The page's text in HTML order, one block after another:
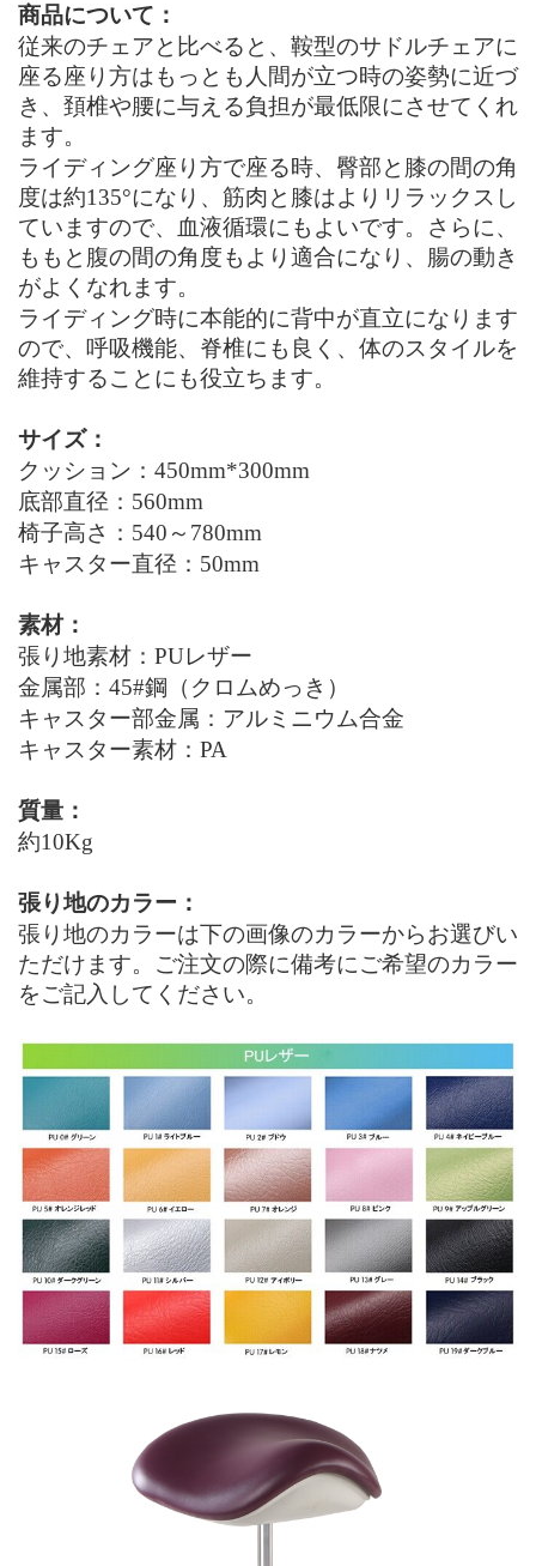
商品について：
従来のチェアと比べると、鞍型のサドルチェアに
座る座り方はもっとも人間が立つ時の姿勢に近づ
き、頚椎や腰に与える負担が最低限にさせてくれ
ます。
ライディング座り方で座る時、臀部と膝の間の角
度は約135°になり、筋肉と膝はよりリラックスし
ていますので、血液循環にもよいです。さらに、
ももと腹の間の角度もより適合になり、腸の動き
がよくなれます。
ライディング時に本能的に背中が直立になります
ので、呼吸機能、脊椎にも良く、体のスタイルを
維持することにも役立ちます。
サイズ：
クッション：450mm*300mm
底部直径：560mm
椅子高さ：540～780mm
キャスター直径：50mm
素材：
張り地素材： PUレザー
金属部：45#鋼（クロムめっき）
キャスター部金属：アルミニウム合金
キャスター素材：PA
質量：
約10Kg
張り地のカラー：
張り地のカラーは下の画像のカラーからお選びい
ただけます。ご注文の際に備考にご希望のカラー
をご記入してください。